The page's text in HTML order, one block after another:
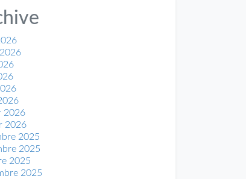
2026
2026
2025
2025
2025
2025